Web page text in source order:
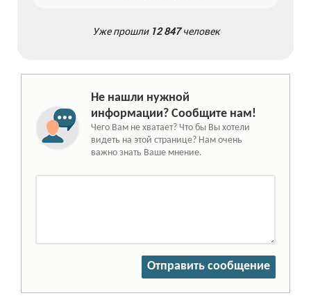
Уже прошли 12 847человек
Не нашли нужной
информации? Сообщите нам!
Чего Вам не хватает? Что бы Вы хотели
видеть на этой странице? Нам очень
важно знать Ваше мнение.
Отправить сообщение